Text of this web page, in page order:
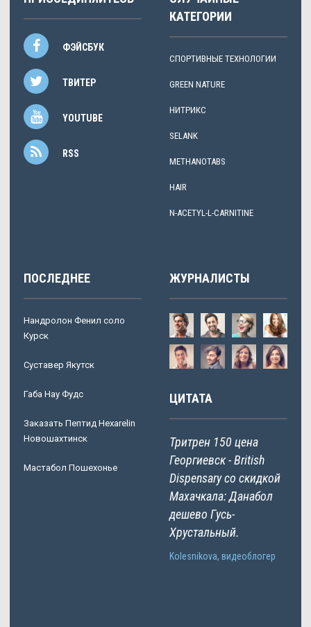
ФЭЙСБУК
ТВИТЕР
YOUTUBE
RSS
КАТЕГОРИИ
СПОРТИВНЫЕ ТЕХНОЛОГИИ
GREEN NATURE
НИТРИКС
SELANK
METHANOTABS
HAIR
N-ACETYL-L-CARNITINE
ПОСЛЕДНЕЕ
Нандролон Фенил соло
Курск
Суставер Якутск
Габа Нау Фудс
Заказать Пептид Hexarelin
Новошахтинск
Мастабол Пошехонье
ЖУРНАЛИСТЫ
ЦИТАТА
Тритрен 150 цена
Георгиевск - British
Dispensary со скидкой
Махачкала: Данабол
дешево Гусь-
Хрустальный.
Kolesnikova, видеоблогер